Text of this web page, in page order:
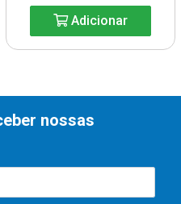
Adicionar
nossas